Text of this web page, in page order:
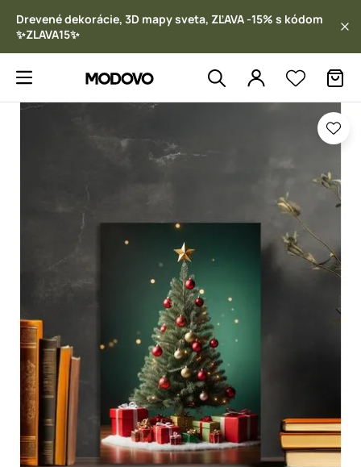
Drevené dekorácie, 3D mapy sveta, ZĽAVA -15% s kódom
✨ZLAVA15✨